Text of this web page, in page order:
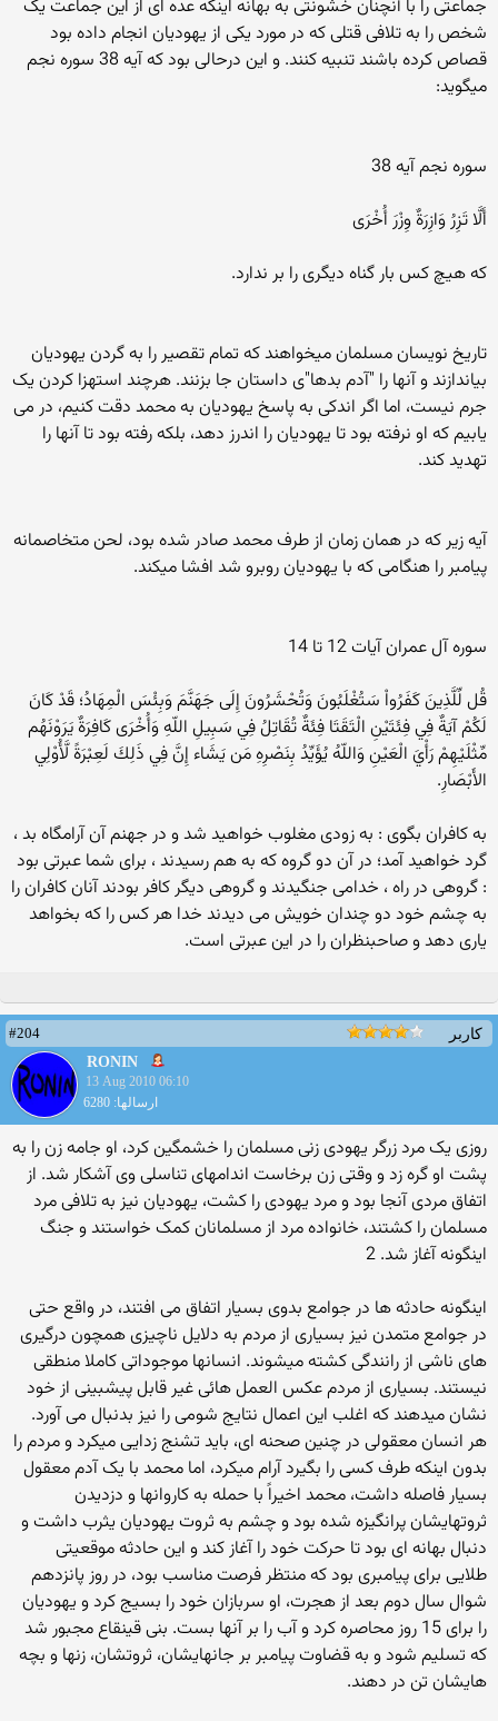
جماعتی را با آنچنان خشونتی به بهانه اینکه عده ای از این جماعت یک
شخص را به تلافی قتلی که در مورد یکی از یهودیان انجام داده بود
قصاص کرده باشند تنبیه کنند. و این درحالی بود که آیه 38 سوره نجم
میگوید:
سوره نجم آیه 38
أَلَّا تَزِرُ وَازِرَةٌ وِزْرَ أُخْرَى
که هيچ کس بار گناه ديگری را بر ندارد.
تاریخ نویسان مسلمان میخواهند که تمام تقصیر را به گردن یهودیان
بیاندازند و آنها را "آدم بدها"ی داستان جا بزنند. هرچند استهزا کردن یک
جرم نیست، اما اگر اندکی به پاسخ یهودیان به محمد دقت کنیم، در می
یابیم که او نرفته بود تا یهودیان را اندرز دهد، بلکه رفته بود تا آنها را
تهدید کند.
آیه زیر که در همان زمان از طرف محمد صادر شده بود، لحن متخاصمانه
پیامبر را هنگامی که با یهودیان روبرو شد افشا میکند.
سوره آل عمران آیات 12 تا 14
قُل لِّلَّذِينَ كَفَرُواْ سَتُغْلَبُونَ وَتُحْشَرُونَ إِلَى جَهَنَّمَ وَبِئْسَ الْمِهَادُ؛ قَدْ كَانَ
لَكُمْ آيَةٌ فِي فِئَتَيْنِ الْتَقَتَا فِئَةٌ تُقَاتِلُ فِي سَبِيلِ اللّهِ وَأُخْرَى كَافِرَةٌ يَرَوْنَهُم
مِّثْلَيْهِمْ رَأْيَ الْعَيْنِ وَاللّهُ يُؤَيِّدُ بِنَصْرِهِ مَن يَشَاء إِنَّ فِي ذَلِكَ لَعِبْرَةً لَّأُوْلِي
الأَبْصَارِ.
به کافران بگوی : به زودی مغلوب خواهيد شد و در جهنم آن آرامگاه بد ،
گرد خواهيد آمد؛ در آن دو گروه که به هم رسيدند ، برای شما عبرتی بود
: گروهی در راه ، خدامی جنگيدند و گروهی ديگر کافر بودند آنان کافران را
به چشم خود دو چندان خويش می ديدند خدا هر کس را که بخواهد
ياری دهد و صاحبنظران را در اين عبرتی است.
کاربر
#204
RONIN
13 Aug 2010 06:10
ارسالها: 6280
روزی یک مرد زرگر یهودی زنی مسلمان را خشمگین کرد، او جامه زن را به
پشت او گره زد و وقتی زن برخاست اندامهای تناسلی وی آشکار شد. از
اتفاق مردی آنجا بود و مرد یهودی را کشت، یهودیان نیز به تلافی مرد
مسلمان را کشتند، خانواده مرد از مسلمانان کمک خواستند و جنگ
اینگونه آغاز شد. 2
اینگونه حادثه ها در جوامع بدوی بسیار اتفاق می افتند، در واقع حتی
در جوامع متمدن نیز بسیاری از مردم به دلایل ناچیزی همچون درگیری
های ناشی از رانندگی کشته میشوند. انسانها موجوداتی کاملا منطقی
نیستند. بسیاری از مردم عکس العمل هائی غیر قابل پیشبینی از خود
نشان میدهند که اغلب این اعمال نتایج شومی را نیز بدنبال می آورد.
هر انسان معقولی در چنین صحنه ای، باید تشنج زدایی میکرد و مردم را
بدون اینکه طرف کسی را بگیرد آرام میکرد، اما محمد با یک آدم معقول
بسیار فاصله داشت، محمد اخیراً با حمله به کاروانها و دزدیدن
ثروتهایشان پرانگیزه شده بود و چشم به ثروت یهودیان یثرب داشت و
دنبال بهانه ای بود تا حرکت خود را آغاز کند و این حادثه موقعیتی
طلایی برای پیامبری بود که منتظر فرصت مناسب بود، در روز پانزدهم
شوال سال دوم بعد از هجرت، او سربازان خود را بسیج کرد و یهودیان
را برای 15 روز محاصره کرد و آب را بر آنها بست. بنی قینقاع مجبور شد
که تسلیم شود و به قضاوت پیامبر بر جانهایشان، ثروتشان، زنها و بچه
هایشان تن در دهند.